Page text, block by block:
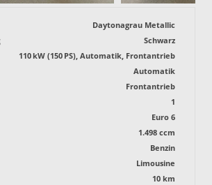
Daytonagrau Metallic
Schwarz
110 kW (150 PS), Automatik, Frontantrieb
Automatik
Frontantrieb
1
Euro 6
1.498 ccm
Benzin
Limousine
10 km